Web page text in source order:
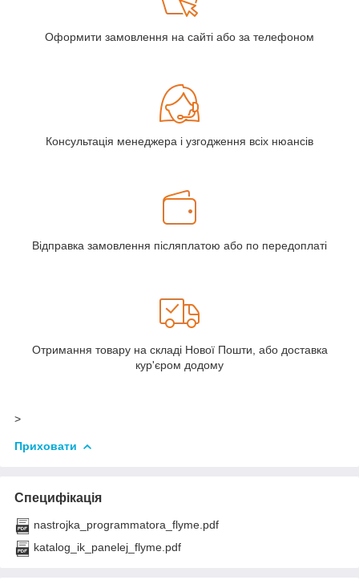
Оформити замовлення на сайті або за телефоном
Консультація менеджера і узгодження всіх нюансів
Відправка замовлення післяплатою або по передоплаті
Отримання товару на складі Нової Пошти, або доставка
кур'єром додому
>
Приховати
Специфікація
nastrojka_programmatora_flyme.pdf
katalog_ik_panelej_flyme.pdf